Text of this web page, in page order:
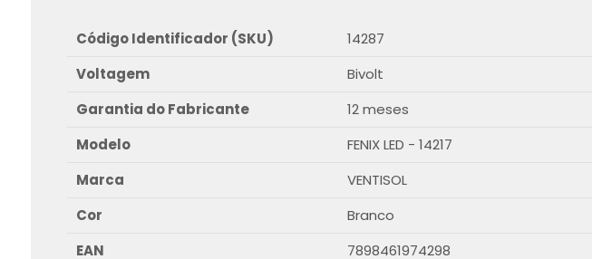
Código Identificador (SKU)
14287
Voltagem
Bivolt
Garantia do Fabricante
12 meses
Modelo
FENIX LED - 14217
Marca
VENTISOL
Cor
Branco
EAN
7898461974298